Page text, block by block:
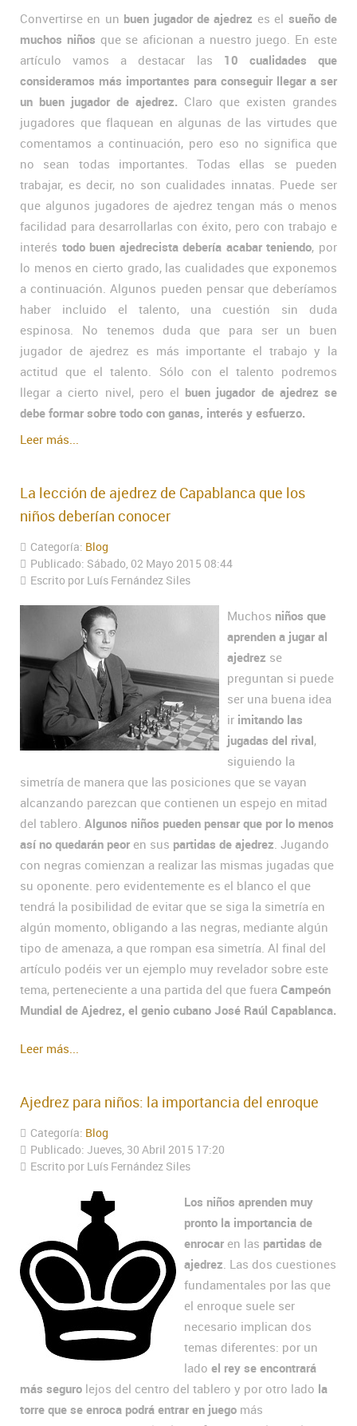
Convertirse en un buen jugador de ajedrez es el sueño de
muchos niños que se aficionan a nuestro juego. En este
artículo vamos a destacar las 10 cualidades que
consideramos más importantes para conseguir llegar a ser
un buen jugador de ajedrez. Claro que existen grandes
jugadores que flaquean en algunas de las virtudes que
comentamos a continuación, pero eso no significa que
no sean todas importantes. Todas ellas se pueden
trabajar, es decir, no son cualidades innatas. Puede ser
que algunos jugadores de ajedrez tengan más o menos
facilidad para desarrollarlas con éxito, pero con trabajo e
interés todo buen ajedrecista debería acabar teniendo, por
lo menos en cierto grado, las cualidades que exponemos
a continuación. Algunos pueden pensar que deberíamos
haber incluido el talento, una cuestión sin duda
espinosa. No tenemos duda que para ser un buen
jugador de ajedrez es más importante el trabajo y la
actitud que el talento. Sólo con el talento podremos
llegar a cierto nivel, pero el buen jugador de ajedrez se
debe formar sobre todo con ganas, interés y esfuerzo.
Leer más...
La lección de ajedrez de Capablanca que los
niños deberían conocer
Categoría: Blog
Publicado: Sábado, 02 Mayo 2015 08:44
Escrito por Luís Fernández Siles
Muchos niños que
aprenden a jugar al
ajedrez se
preguntan si puede
ser una buena idea
ir imitando las
jugadas del rival,
siguiendo la
simetría de manera que las posiciones que se vayan
alcanzando parezcan que contienen un espejo en mitad
del tablero. Algunos niños pueden pensar que por lo menos
así no quedarán peor en sus partidas de ajedrez . Jugando
con negras comienzan a realizar las mismas jugadas que
su oponente. pero evidentemente es el blanco el que
tendrá la posibilidad de evitar que se siga la simetría en
algún momento, obligando a las negras, mediante algún
tipo de amenaza, a que rompan esa simetría. Al final del
artículo podéis ver un ejemplo muy revelador sobre este
tema, perteneciente a una partida del que fuera Campeón
Mundial de Ajedrez, el genio cubano José Raúl Capablanca.
Leer más...
Ajedrez para niños: la importancia del enroque
Categoría: Blog
Publicado: Jueves, 30 Abril 2015 17:20
Escrito por Luís Fernández Siles
Los niños aprenden muy
pronto la importancia de
enrocar en las partidas de
ajedrez . Las dos cuestiones
fundamentales por las que
el enroque suele ser
necesario implican dos
temas diferentes: por un
lado el rey se encontrará
más seguro lejos del centro del tablero y por otro lado la
torre que se enroca podrá entrar en juego más